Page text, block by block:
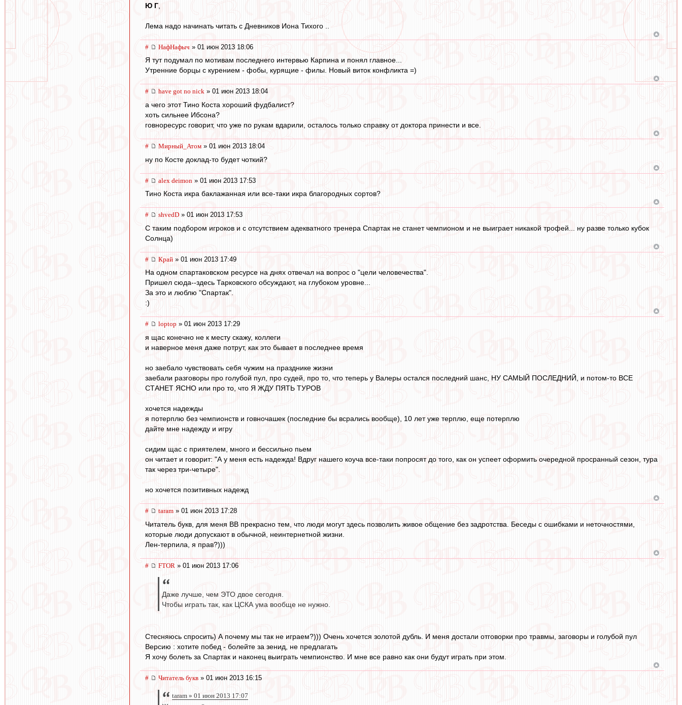
Ю Г
Лема надо начинать читать с Дневников Иона Тихого ..
# НафНафыч » 01 июн 2013 18:06
Я тут подумал по мотивам последнего интервью Карпина и понял главное...
Утренние борцы с курением - фобы, курящие - филы. Новый виток конфликта =)
# have got no nick » 01 июн 2013 18:04
а чего этот Тино Коста хороший фудбалист?
хоть сильнее Ибсона?
говноресурс говорит, что уже по рукам вдарили, осталось только справку от доктора принести и все.
# Мирный_Атом » 01 июн 2013 18:04
ну по Косте доклад-то будет чоткий?
# alex deimon » 01 июн 2013 17:53
Тино Коста икра баклажанная или все-таки икра благородных сортов?
# shvedD » 01 июн 2013 17:53
С таким подбором игроков и с отсутствием адекватного тренера Спартак не станет чемпионом и не выиграет никакой трофей... ну разве только кубок
Солнца)
# Край » 01 июн 2013 17:49
На одном спартаковском ресурсе на днях отвечал на вопрос о "цели человечества".
Пришел сюда--здесь Тарковского обсуждают, на глубоком уровне...
За это и люблю "Спартак".
:)
# loptop » 01 июн 2013 17:29
я щас конечно не к месту скажу, коллеги
и наверное меня даже потрут, как это бывает в последнее время
но заебало чувствовать себя чужим на празднике жизни
заебали разговоры про голубой пул, про судей, про то, что теперь у Валеры остался последний шанс, НУ САМЫЙ ПОСЛЕДНИЙ, и потом-то ВСЕ
СТАНЕТ ЯСНО или про то, что Я ЖДУ ПЯТЬ ТУРОВ
хочется надежды
я потерплю без чемпионств и говночашек (последние бы всрались вообще), 10 лет уже терплю, еще потерплю
дайте мне надежду и игру
сидим щас с приятелем, много и бессильно пьем
он читает и говорит: "А у меня есть надежда! Вдруг нашего коуча все-таки попросят до того, как он успеет оформить очередной просранный сезон, тура
так через три-четыре".
но хочется позитивных надежд
# taram » 01 июн 2013 17:28
Читатель букв, для меня ВВ прекрасно тем, что люди могут здесь позволить живое общение без задротства. Беседы с ошибками и неточностями,
которые люди допускают в обычной, неинтернетной жизни.
Лен-терпила, я прав?)))
# FTOR » 01 июн 2013 17:06
Даже лучше, чем ЭТО двое сегодня.
Чтобы играть так, как ЦСКА ума вообще не нужно.
Стесняюсь спросить) А почему мы так не играем?))) Очень хочется золотой дубль. И меня достали отговорки про травмы, заговоры и голубой пул
Версию : хотите побед - болейте за зенид, не предлагать
Я хочу болеть за Спартак и наконец выиграть чемпионство. И мне все равно как они будут играть при этом.
# Читатель букв » 01 июн 2013 16:15
taram » 01 июн 2013 17:07